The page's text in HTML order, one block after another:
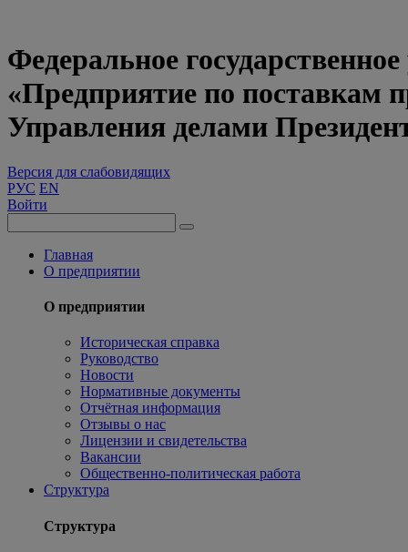
Федеральное
«Предприятие по поставкам
Управления делами
Версия для слабовидящих
РУС EN
Войти
Главная
О предприятии
О предприятии
Историческая справка
Руководство
Новости
Нормативные документы
Отчётная информация
Отзывы о нас
Лицензии и свидетельства
Вакансии
Общественно-политическая работа
Структура
Структура